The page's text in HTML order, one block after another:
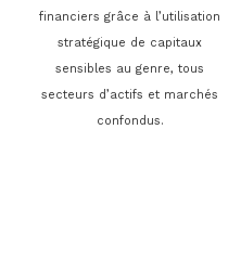
financiers grâce à l’utilisation
stratégique de capitaux
sensibles au genre, tous
secteurs d’actifs et marchés
confondus.